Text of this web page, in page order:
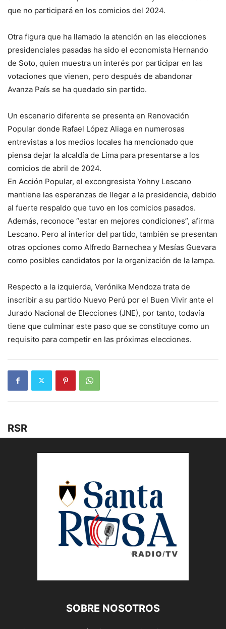
que no participará en los comicios del 2024.
Otra figura que ha llamado la atención en las elecciones
presidenciales pasadas ha sido el economista Hernando
de Soto, quien muestra un interés por participar en las
votaciones que vienen, pero después de abandonar
Avanza País se ha quedado sin partido.
Un escenario diferente se presenta en Renovación
Popular donde Rafael López Aliaga en numerosas
entrevistas a los medios locales ha mencionado que
piensa dejar la alcaldía de Lima para presentarse a los
comicios de abril de 2024.
En Acción Popular, el excongresista Yohny Lescano
mantiene las esperanzas de llegar a la presidencia, debido
al fuerte respaldo que tuvo en los comicios pasados.
Además, reconoce “estar en mejores condiciones”, afirma
Lescano. Pero al interior del partido, también se presentan
otras opciones como Alfredo Barnechea y Mesías Guevara
como posibles candidatos por la organización de la lampa.
Respecto a la izquierda, Verónika Mendoza trata de
inscribir a su partido Nuevo Perú por el Buen Vivir ante el
Jurado Nacional de Elecciones (JNE), por tanto, todavía
tiene que culminar este paso que se constituye como un
requisito para competir en las próximas elecciones.
RSR
SOBRE NOSOTROS